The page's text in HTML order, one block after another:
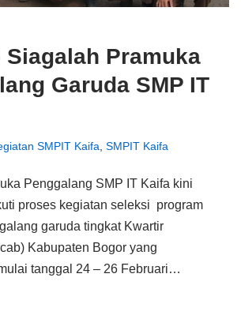
Siagalah Pramuka
Garuda SMP IT
SMPIT Kaifa SMPIT Kaifa
Penggalang SMP IT Kaifa kini
proses kegiatan seleksi program
garuda tingkat Kwartir
Kabupaten Bogor yang
tanggal 24 – 26 Februari…